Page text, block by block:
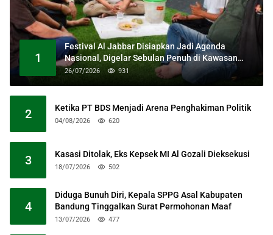
1
Festival Al Jabbar Disiapkan Jadi Agenda
Nasional, Digelar Sebulan Penuh di Kawasan
Masjid Raya Al Jabbar
26/07/2026 931
2 Ketika PT BDS Menjadi Arena Penghakiman Politik
04/08/2026 620
3 Kasasi Ditolak, Eks Kepsek MI Al Gozali Dieksekusi
18/07/2026 502
4
Diduga Bunuh Diri, Kepala SPPG Asal Kabupaten
Bandung Tinggalkan Surat Permohonan Maaf
13/07/2026 477